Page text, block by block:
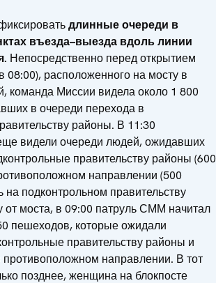
длинные очереди в
въезда–выезда вдоль линии
Непосредственно перед открытием
08:00), расположенного на мосту в
команда Миссии видела около 1 800
в очереди перехода в
районы. В 11:30
видели очереди людей, ожидавших
правительству районы (600
направлении (500
на подконтрольном правительству
от моста, в 09:00 патруль СММ начитал
пешеходов, которые ожидали
правительству районы и
направлении. В тот
позднее, женщина на блокпосте